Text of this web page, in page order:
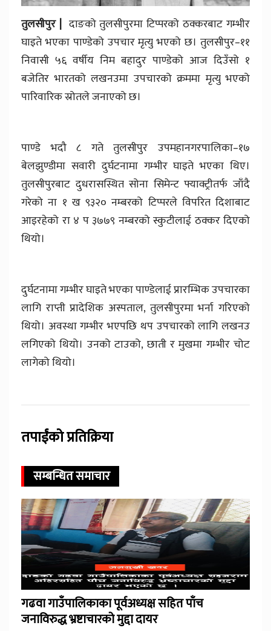
तुलसीपुर | दाङको तुलसीपुरमा टिप्परको ठक्करबाट गम्भीर
घाइते भएका पाण्डेको उपचार मृत्यु भएको छ। तुलसीपुर–११
निवासी ५६ वर्षीय निम बहादुर पाण्डेको आज दिउँसो १
बजेतिर भारतको लखनउमा उपचारको क्रममा मृत्यु भएको
पारिवारिक स्रोतले जनाएको छ।
पाण्डे भदौ ८ गते तुलसीपुर उपमहानगरपालिका–१७
बेलझुण्डीमा सवारी दुर्घटनामा गम्भीर घाइते भएका थिए।
तुलसीपुरबाट दुधरासस्थित सोना सिमेन्ट फ्याक्ट्रीतर्फ जाँदै
गरेको ना १ ख ९३२० नम्बरको टिप्परले विपरित दिशाबाट
आइरहेको रा ४ प ३७७९ नम्बरको स्कुटीलाई ठक्कर दिएको
थियो।
दुर्घटनामा गम्भीर घाइते भएका पाण्डेलाई प्रारम्भिक उपचारका
लागि राप्ती प्रादेशिक अस्पताल, तुलसीपुरमा भर्ना गरिएको
थियो। अवस्था गम्भीर भएपछि थप उपचारको लागि लखनउ
लगिएको थियो। उनको टाउको, छाती र मुखमा गम्भीर चोट
लागेको थियो।
तपाईंको प्रतिक्रिया
सम्बन्धित समाचार
गढवा गाउँपालिकाका पूर्वअध्यक्ष सहित पाँच
जनाविरुद्ध भ्रष्टाचारको मुद्दा दायर